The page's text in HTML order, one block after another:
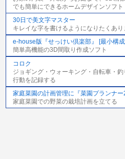
でも簡単にできるホームデザインソフト
30日で美文字マスター
キレイな字を書けるようになりたくあ
e-house版『せっけい倶楽部』 [最小構
簡単高機能の3D間取り作成ソフト
コロク
ジョギング・ウォーキング・自転車・
行動を記録する
家庭菜園の計画管理に『菜園プランナー2
家庭菜園での野菜の栽培計画を立てる